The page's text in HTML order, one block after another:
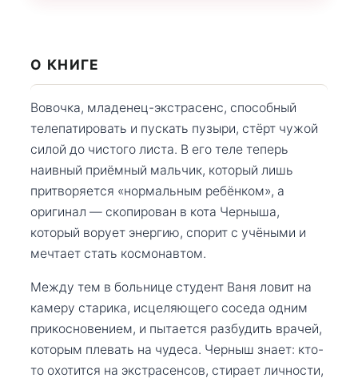
О КНИГЕ
Вовочка, младенец-экстрасенс, способный
телепатировать и пускать пузыри, стёрт чужой
силой до чистого листа. В его теле теперь
наивный приёмный мальчик, который лишь
притворяется «нормальным ребёнком», а
оригинал — скопирован в кота Черныша,
который ворует энергию, спорит с учёными и
мечтает стать космонавтом.
Между тем в больнице студент Ваня ловит на
камеру старика, исцеляющего соседа одним
прикосновением, и пытается разбудить врачей,
которым плевать на чудеса. Черныш знает: кто-
то охотится на экстрасенсов, стирает личности,